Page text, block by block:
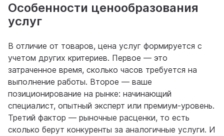
Особенности ценообразования
услуг
В отличие от товаров, цена услуг формируется с
учетом других критериев. Первое — это
затраченное время, сколько часов требуется на
выполнение работы. Второе — ваше
позиционирование на рынке: начинающий
специалист, опытный эксперт или премиум-уровень.
Третий фактор — рыночные расценки, то есть
сколько берут конкуренты за аналогичные услуги. И